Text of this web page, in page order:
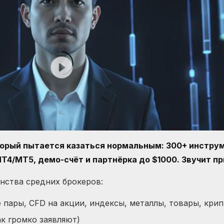
пытается казаться нормальным: 300+
MT5, демо-счёт и партнёрка до $1000. Звучит
средних брокеров:
CFD на акции, индексы, металлы, товары,
громко заявляют)